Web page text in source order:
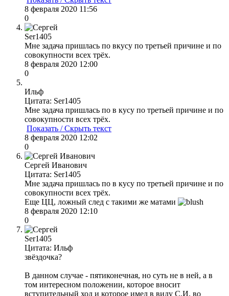
8 февраля 2020 11:56
0
Ser1405
Мне задача пришлась по вкусу по третьей причине и по
совокупности всех трёх.
8 февраля 2020 12:00
0
Ильф
Цитата: Ser1405
Мне задача пришлась по в кусу по третьей причине и по
совокупности всех трёх.
Показать / Скрыть текст
8 февраля 2020 12:02
0
Сергей Иванович
Цитата: Ser1405
Мне задача пришлась по в кусу по третьей причине и по
совокупности всех трёх.
Еще ЦЦ, ложный след с такими же матами
8 февраля 2020 12:10
0
Ser1405
Цитата: Ильф
звёздочка?
В данном случае - пятиконечная, но суть не в ней, а в
том интересном положении, которое вносит
вступительный ход и которое имел в виду С.И. во